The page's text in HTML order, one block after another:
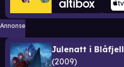
Annonse
Julenatt i Blåfjell
2009